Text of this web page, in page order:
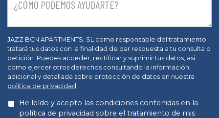
JAZZ BCN APARTMENTS, SL como responsable del tratamiento
tratará tus datos con la finalidad de dar respuesta a tu consulta o
petición. Puedes acceder, rectificar y suprimir tus datos, así
como ejercer otros derechos consultando la información
adicional y detallada sobre protección de datos en nuestra
política de privacidad .
He leído y acepto las condiciones contenidas en la
política de privacidad sobre el tratamiento de mis